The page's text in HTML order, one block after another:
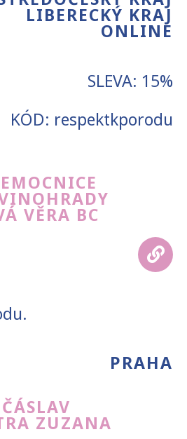
LIBERECKÝ KRAJ
ONLINE
SLEVA: 15%
KÓD: respektkporodu
VĚRA BC
PRAHA
ZUZANA